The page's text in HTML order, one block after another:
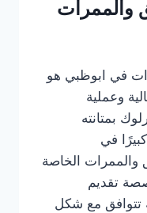
والممرات
في ابوظبي هو
وعملية
بمتانته
في
والممرات الخاصة
تقديم
مع شكل